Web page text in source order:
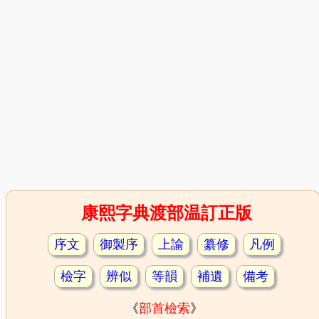
康熙字典渡部温訂正版
序文 御製序 上諭 纂修 凡例
檢字 辨似 等韻 補遺 備考
《部首檢索》